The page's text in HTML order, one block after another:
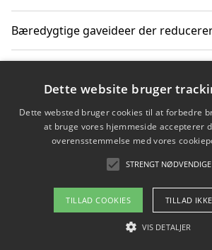
Bæredygtige gaveideer der
Hvordan gadgets til hjemmet kan
Copyright 2026 - Pilanto
Om / kontakt
Blog
Dette website bruger
Dette websted bruger cookies til at forbedre
at bruge vores hjemmeside accepterer
overensstemmelse med vores
STRENGT NØDVENDIGE
TILLAD COOKIES TILLAD
VIS DETALJER